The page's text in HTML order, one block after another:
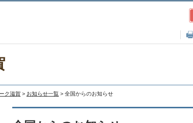
ク滋賀 > お知らせ一覧 > 全国からのお知らせ